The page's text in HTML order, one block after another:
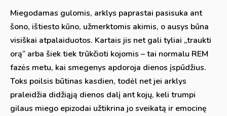
Miegodamas gulomis, arklys paprastai pasisuka ant
šono, ištiesto kūno, užmerktomis akimis, o ausys būna
visiškai atpalaiduotos. Kartais jis net gali tyliai „traukti
orą“ arba šiek tiek trūkčioti kojomis – tai normalu REM
fazės metu, kai smegenys apdoroja dienos įspūdžius.
Toks poilsis būtinas kasdien, todėl net jei arklys
praleidžia didžiąją dienos dalį ant kojų, keli trumpi
gilaus miego epizodai užtikrina jo sveikatą ir emocinę